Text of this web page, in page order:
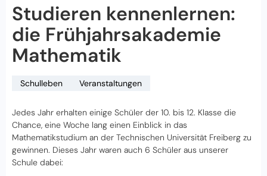
Studieren kennenlernen:
die Frühjahrsakademie
Mathematik
Schulleben Veranstaltungen
Jedes Jahr erhalten einige Schüler der 10. bis 12. Klasse die
Chance, eine Woche lang einen Einblick in das
Mathematikstudium an der Technischen Universität Freiberg zu
gewinnen. Dieses Jahr waren auch 6 Schüler aus unserer
Schule dabei: